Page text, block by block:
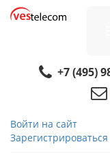
+7 (495)
Войти на сайт
Зарегистрироваться